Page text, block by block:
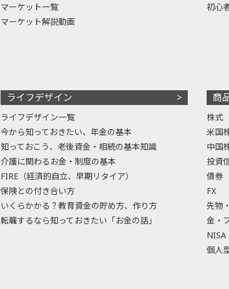
マーケット一覧
マーケット解説動画
初心
ライフデザイン
ライフデザイン一覧
今から知っておきたい、年金の基本
知っておこう、老後資金・相続の基本知識
介護に関わるお金・制度の基本
FIRE（経済的自立、早期リタイア）
保険との付き合い方
いくらかかる？教育資金の貯め方、作り方
転職するなら知っておきたい「お金の話」
商
株式
米国
中国
投資
債券
FX
先物
金・
NISA
個人